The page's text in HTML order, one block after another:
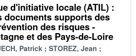
d'initiative locale (ATIL) :
documents supports des
des risques -
et des Pays-de-Loire
Patrick STOREZ, Jean